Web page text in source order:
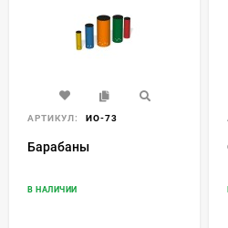
АРТИКУЛ: ИО-73
Барабаны
В НАЛИЧИИ